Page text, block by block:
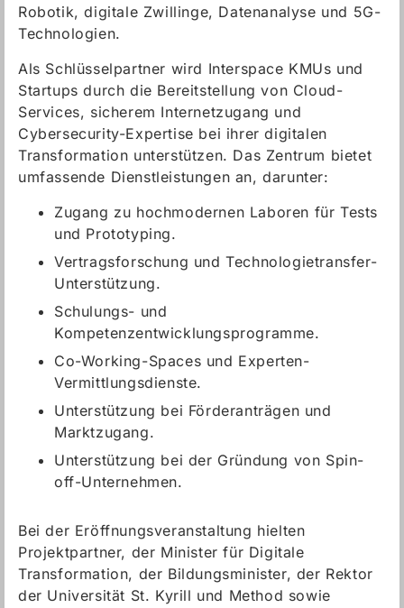
Robotik, digitale Zwillinge, Datenanalyse und 5G-
Technologien.
Als Schlüsselpartner wird Interspace KMUs und
Startups durch die Bereitstellung von Cloud-
Services, sicherem Internetzugang und
Cybersecurity-Expertise bei ihrer digitalen
Transformation unterstützen. Das Zentrum bietet
umfassende Dienstleistungen an, darunter:
Zugang zu hochmodernen Laboren für Tests
und Prototyping.
Vertragsforschung und Technologietransfer-
Unterstützung.
Schulungs- und
Kompetenzentwicklungsprogramme.
Co-Working-Spaces und Experten-
Vermittlungsdienste.
Unterstützung bei Förderanträgen und
Marktzugang.
Unterstützung bei der Gründung von Spin-
off-Unternehmen.
Bei der Eröffnungsveranstaltung hielten
Projektpartner, der Minister für Digitale
Transformation, der Bildungsminister, der Rektor
der Universität St. Kyrill und Method sowie